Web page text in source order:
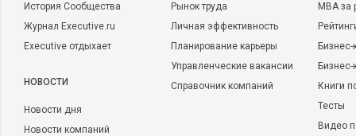
История Сообщества
Журнал Executive.ru
Executive отдыхает
НОВОСТИ
Новости дня
Новости компаний
Рынок труда
Личная эффективность
Планирование карьеры
Управленческие вакансии
Справочник компаний
MBA
Бизнес-
Книги
Тесты
Видео